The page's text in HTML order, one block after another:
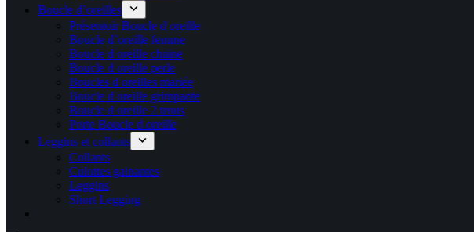
Boucle d’oreilles
Présentoir Boucle d oreille
Boucle d’oreille femme
Boucle d oreille chaine
Boucle d oreille perle
Boucles d oreilles mariée
Boucle d oreille grimpante
Boucle d oreille 2 trous
Porte Boucle d oreille
Leggins et collants
Collants
Culottes gainantes
Leggins
Short Legging